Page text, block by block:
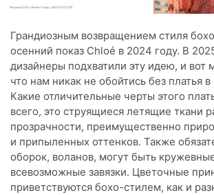
Грандиозным возвращением стиля
осенний показ Chloé в 2024 году. В
дизайнеры подхватили эту идею, и
что нам никак не обойтись без платья
Какие отличительные черты этого
всего, это струящиеся летящие ткани
прозрачности, преимущественно
и припыленных оттенков. Также
оборок, воланов, могут быть
всевозможные завязки. Цветочные
приветствуются бохо-стилем, как и